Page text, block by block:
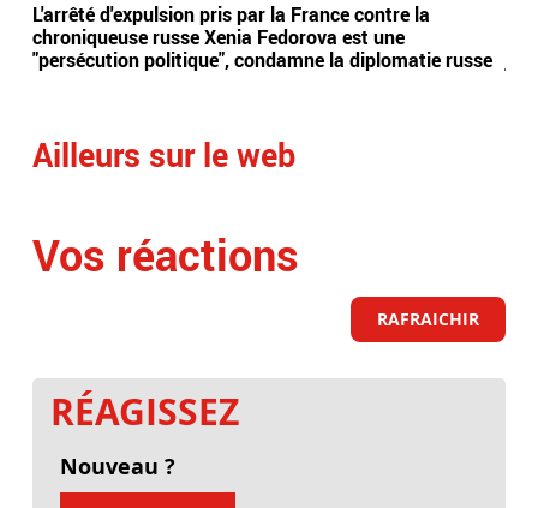
L'arrêté d'expulsion pris par la France contre la
chroniqueuse russe Xenia Fedorova est une
"persécution politique", condamne la diplomatie russe
Ailleurs sur le web
Vos réactions
RAFRAICHIR
RÉAGISSEZ
Nouveau ?